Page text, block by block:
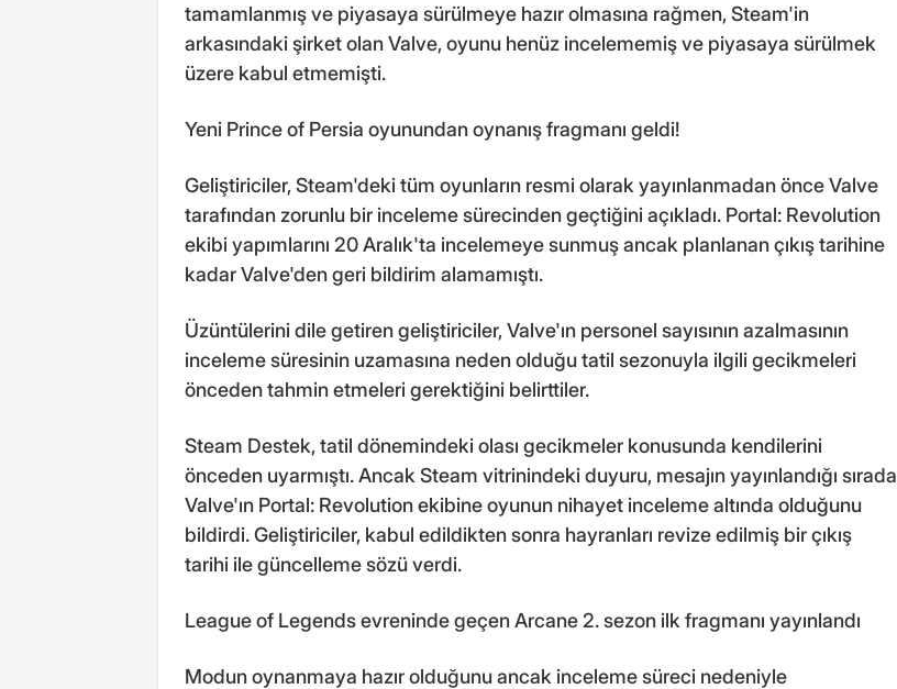
tamamlanmış ve piyasaya sürülmeye hazır olmasına rağmen, Steam'in
arkasındaki şirket olan Valve, oyunu henüz incelememiş ve piyasaya sürülmek
üzere kabul etmemişti.
Yeni Prince of Persia oyunundan oynanış fragmanı geldi!
Geliştiriciler, Steam'deki tüm oyunların resmi olarak yayınlanmadan önce Valve
tarafından zorunlu bir inceleme sürecinden geçtiğini açıkladı. Portal: Revolution
ekibi yapımlarını 20 Aralık'ta incelemeye sunmuş ancak planlanan çıkış tarihine
kadar Valve'den geri bildirim alamamıştı.
Üzüntülerini dile getiren geliştiriciler, Valve'ın personel sayısının azalmasının
inceleme süresinin uzamasına neden olduğu tatil sezonuyla ilgili gecikmeleri
önceden tahmin etmeleri gerektiğini belirttiler.
Steam Destek, tatil dönemindeki olası gecikmeler konusunda kendilerini
önceden uyarmıştı. Ancak Steam vitrinindeki duyuru, mesajın yayınlandığı sırada
Valve'ın Portal: Revolution ekibine oyunun nihayet inceleme altında olduğunu
bildirdi. Geliştiriciler, kabul edildikten sonra hayranları revize edilmiş bir çıkış
tarihi ile güncelleme sözü verdi.
League of Legends evreninde geçen Arcane 2. sezon ilk fragmanı yayınlandı
Modun oynanmaya hazır olduğunu ancak inceleme süreci nedeniyle